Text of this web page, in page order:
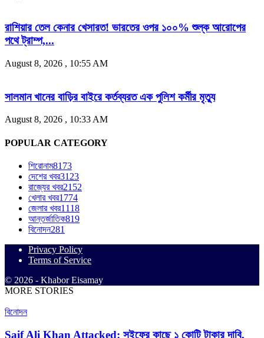
রাশিয়ার তেল কেনার খেসারত! ভারতের ওপর ১০০% শুল্ক আরোপের
পথে ট্রাম্প,...
August 8, 2026 , 10:55 AM
সালমান খানের বাড়ির বাইরে কর্তব্যরত এক পুলিশ কর্মীর মৃত্যু
August 8, 2026 , 10:33 AM
POPULAR CATEGORY
শিরোনাম8173
দেশের খবর3123
রাজ্যের খবর2152
খেলার খবর1774
জেলার খবর1118
আন্তর্জাতিক819
বিনোদন281
Privacy Policy
Terms of Service
© 2026 - Khabor Eisamay
MORE STORIES
বিনোদন
Saif Ali Khan Attacked: সইফের কাছে ১ কোটি টাকার দাবি,